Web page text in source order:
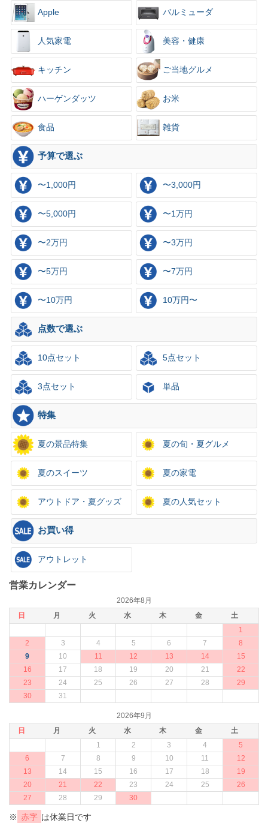
Apple バルミューダ
人気家電 美容・健康
キッチン ご当地グルメ
ハーゲンダッツ お米
食品 雑貨
予算で選ぶ
〜1,000円 〜3,000円
〜5,000円 〜1万円
〜2万円 〜3万円
〜5万円 〜7万円
〜10万円 10万円〜
点数で選ぶ
10点セット 5点セット
3点セット 単品
特集
夏の景品特集 夏の旬・夏グルメ
夏のスイーツ 夏の家電
アウトドア・夏グッズ 夏の人気セット
お買い得
アウトレット
営業カレンダー
2026年8月
日
月 火 水 木 金
土
1
2
3 4 5 6 7
8
9
10 11 12 13 14
15
16
17 18 19 20 21
22
23
24 25 26 27 28
29
30
31
2026年9月
日
月 火 水 木 金
土
1
2 3 4
5
6
7 8 9 10 11
12
13
14 15 16 17 18
19
20
21 22 23 24 25
26
27
28 29 30
※ 赤字 は休業日です